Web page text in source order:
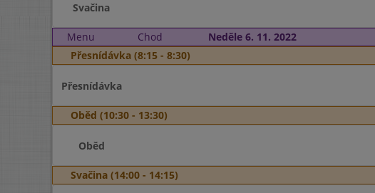
Svačina
Menu Chod
Neděle 6. 11. 2022
Přesnídávka (8:15 - 8:30)
Přesnídávka
Oběd (10:30 - 13:30)
Oběd
Svačina (14:00 - 14:15)